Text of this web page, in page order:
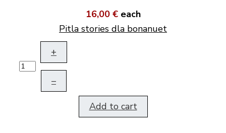
16,00 € each
Pitla stories dla bonanuet
+
–
Add to cart